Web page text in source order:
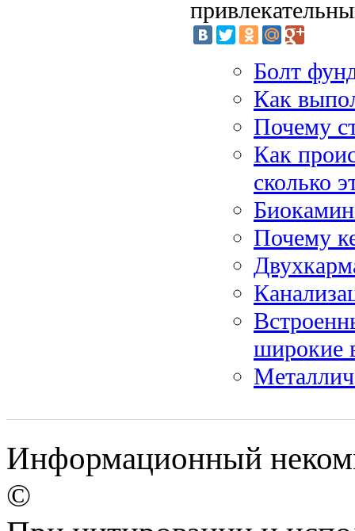
Болт
Как
Почему
Как
сколько
Почему
широкие
Информационный
©